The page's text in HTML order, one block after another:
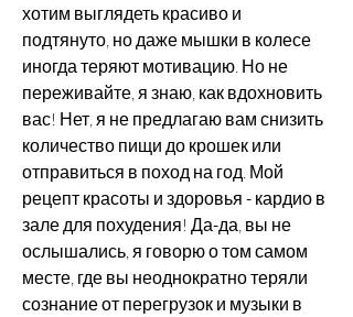
хотим выглядеть красиво и
подтянуто, но даже мышки в колесе
иногда теряют мотивацию. Но не
переживайте, я знаю, как вдохновить
вас! Нет, я не предлагаю вам снизить
количество пищи до крошек или
отправиться в поход на год. Мой
рецепт красоты и здоровья - кардио в
зале для похудения! Да-да, вы не
ослышались, я говорю о том самом
месте, где вы неоднократно теряли
сознание от перегрузок и музыки в